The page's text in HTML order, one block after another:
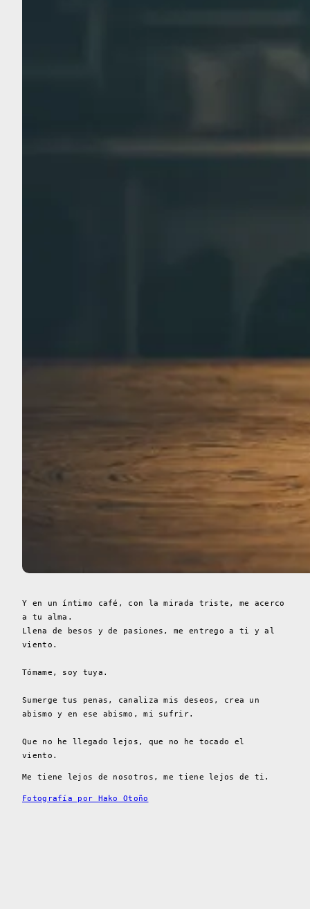
Y en un íntimo café, con la mirada triste, me acerco
a tu alma.
Llena de besos y de pasiones, me entrego a ti y al
viento.
Tómame, soy tuya.
Sumerge tus penas, canaliza mis deseos, crea un
abismo y en ese abismo, mi sufrir.
Que no he llegado lejos, que no he tocado el
viento.
Me tiene lejos de nosotros, me tiene lejos de ti.
Fotografía por Hako Otoño